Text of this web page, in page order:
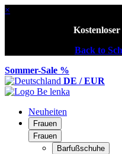
×
Back to
Sommer-Sale %
DE / EUR
Neuheiten
Frauen
Frauen
Barfußschuhe